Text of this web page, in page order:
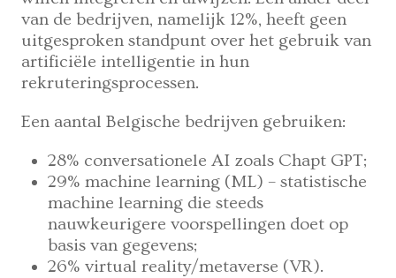
van de bedrijven, namelijk 12%, heeft geen
uitgesproken standpunt over het gebruik van
artificiële intelligentie in hun
rekruteringsprocessen.
Een aantal Belgische bedrijven gebruiken:
28% conversationele AI zoals Chapt GPT;
29% machine learning (ML) – statistische
machine learning die steeds
nauwkeurigere voorspellingen doet op
basis van gegevens;
26% virtual reality/metaverse (VR).